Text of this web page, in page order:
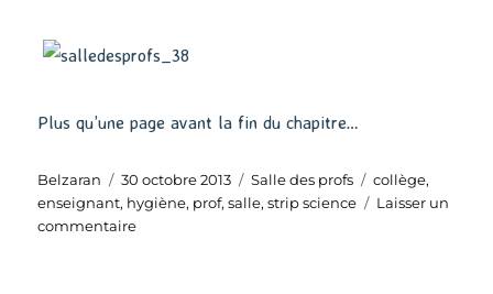
Plus qu’une page avant la fin du chapitre…
Auteur
Belzaran
Publié
le
30 octobre 2013 Catégories
Salle des profs Étiquettes
collège,
enseignant, hygiène, prof,salle,strip science
Laisser un
commentairesur